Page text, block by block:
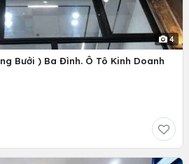
4
Bưởi ) Ba Đình. Ô Tô Kinh Doanh